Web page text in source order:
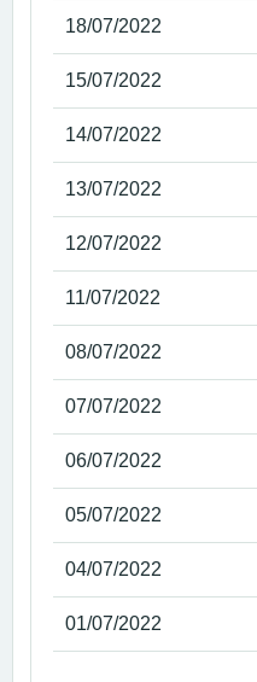
18/07/2022
15/07/2022
14/07/2022
13/07/2022
12/07/2022
11/07/2022
08/07/2022
07/07/2022
06/07/2022
05/07/2022
04/07/2022
01/07/2022